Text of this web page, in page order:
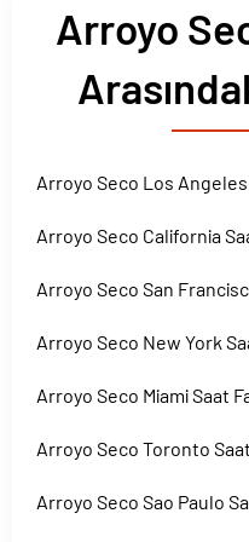
Arroyo
Arroyo Seco Los Angeles
Arroyo Seco California
Arroyo Seco San
Arroyo Seco New York
Arroyo Seco Miami Saat
Arroyo Seco Toronto Saat
Arroyo Seco Sao Paulo